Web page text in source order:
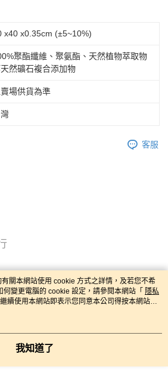
x40 x0.35cm (±5~10%)
聚酯纖維、聚氨酯、天然植物萃取物
然礦石複合添加物
場供貨為準
客服
關本網站使用 cookie 方式之詳情，及若您不希
變更電腦的 cookie 設定，請參閱本網站「 隱私
續使用本網站即表示您同意本公司得按本網站使
。
我知道了